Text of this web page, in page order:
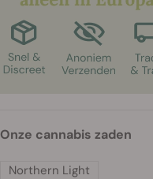
Onze cannabis zaden
Northern Light